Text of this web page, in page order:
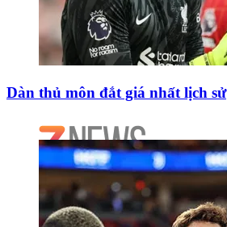
Dàn thủ môn đắt giá nhất lịch sử